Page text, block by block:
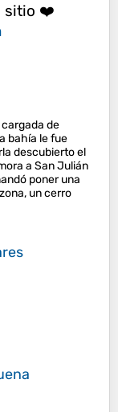
sitio ❤️
de
bahía le fue
descubierto el
a San Julián
poner una
un cerro